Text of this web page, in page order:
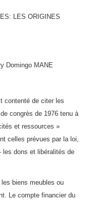
LES ORIGINES
Domingo MANE
contenté de citer les
congrès de 1976 tenu à
et ressources »
celles prévues par la loi,
dons et libéralités de
biens meubles ou
Le compte financier du